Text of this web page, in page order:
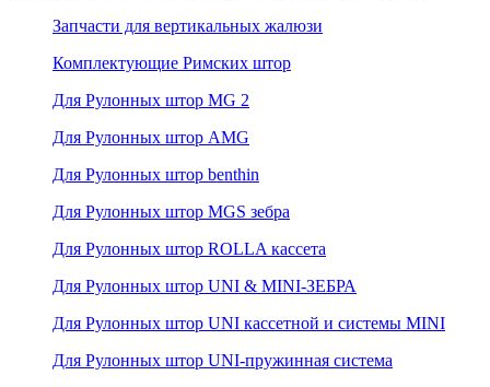
Запчасти для вертикальных жалюзи
Комплектующие Римских штор
Для Рулонных штор MG 2
Для Рулонных штор AMG
Для Рулонных штор benthin
Для Рулонных штор MGS зебра
Для Рулонных штор ROLLA кассета
Для Рулонных штор UNI & MINI-ЗЕБРА
Для Рулонных штор UNI кассетной и системы MINI
Для Рулонных штор UNI-пружинная система